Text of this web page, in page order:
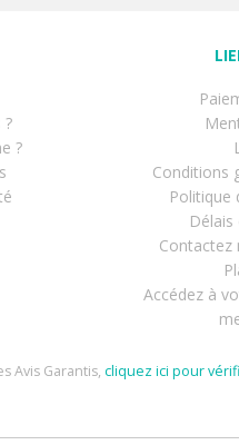
?
Conditions
Politique
Contactez
Accédez à
Avis Garantis, cliquez ici pour